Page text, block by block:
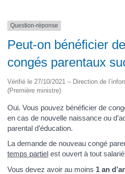
Question-réponse
Peut-on bénéficier
congés parentaux
Vérifié le 27/10/2021 – Direction de
(Première ministre)
Oui. Vous pouvez bénéficier de
en cas de nouvelle naissance ou
parental d’éducation.
La demande de nouveau congé
temps partiel est ouvert à tout
Vous devez avoir au moins 1 an